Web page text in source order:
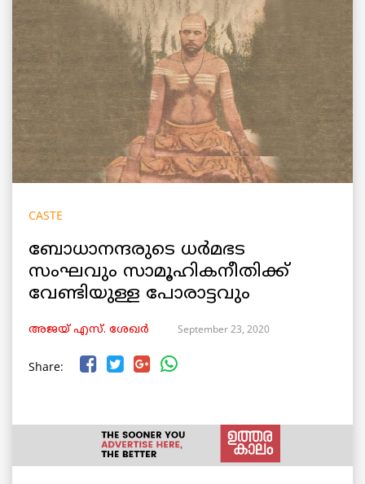
CASTE
ബോധാനന്ദരുടെ ധര്‍മഭട
സംഘവും സാമൂഹികനീതിക്ക്
വേണ്ടിയുള്ള പോരാട്ടവും
അജയ് എസ്. ശേഖര്‍ September 23, 2020
Share: